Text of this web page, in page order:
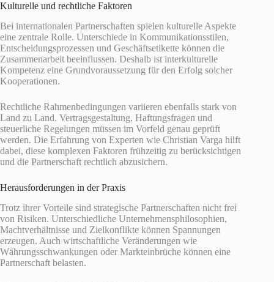
Kulturelle und rechtliche Faktoren
Bei internationalen Partnerschaften spielen kulturelle Aspekte
eine zentrale Rolle. Unterschiede in Kommunikationsstilen,
Entscheidungsprozessen und Geschäftsetikette können die
Zusammenarbeit beeinflussen. Deshalb ist interkulturelle
Kompetenz eine Grundvoraussetzung für den Erfolg solcher
Kooperationen.
Rechtliche Rahmenbedingungen variieren ebenfalls stark von
Land zu Land. Vertragsgestaltung, Haftungsfragen und
steuerliche Regelungen müssen im Vorfeld genau geprüft
werden. Die Erfahrung von Experten wie Christian Varga hilft
dabei, diese komplexen Faktoren frühzeitig zu berücksichtigen
und die Partnerschaft rechtlich abzusichern.
Herausforderungen in der Praxis
Trotz ihrer Vorteile sind strategische Partnerschaften nicht frei
von Risiken. Unterschiedliche Unternehmensphilosophien,
Machtverhältnisse und Zielkonflikte können Spannungen
erzeugen. Auch wirtschaftliche Veränderungen wie
Währungsschwankungen oder Markteinbrüche können eine
Partnerschaft belasten.